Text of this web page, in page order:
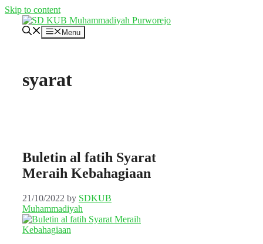
Skip to content
Menu
syarat
Buletin al fatih Syarat
Meraih Kebahagiaan
21/10/2022 by SDKUB
Muhammadiyah